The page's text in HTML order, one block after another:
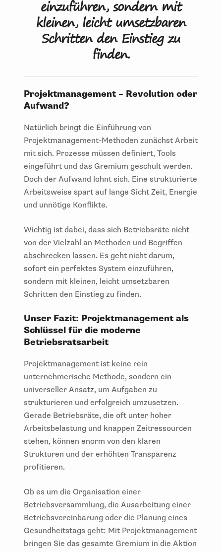
einzuführen, sondern mit
kleinen, leicht umsetzbaren
Schritten den Einstieg zu
finden.
Projektmanagement – Revolution oder
Aufwand?
Natürlich bringt die Einführung von
Projektmanagement-Methoden zunächst Arbeit
mit sich. Prozesse müssen definiert, Tools
eingeführt und das Gremium geschult werden.
Doch der Aufwand lohnt sich. Eine strukturierte
Arbeitsweise spart auf lange Sicht Zeit, Energie
und unnötige Konflikte.
Wichtig ist dabei, dass sich Betriebsräte nicht
von der Vielzahl an Methoden und Begriffen
abschrecken lassen. Es geht nicht darum,
sofort ein perfektes System einzuführen,
sondern mit kleinen, leicht umsetzbaren
Schritten den Einstieg zu finden.
Unser Fazit: Projektmanagement als
Schlüssel für die moderne
Betriebsratsarbeit
Projektmanagement ist keine rein
unternehmerische Methode, sondern ein
universeller Ansatz, um Aufgaben zu
strukturieren und erfolgreich umzusetzen.
Gerade Betriebsräte, die oft unter hoher
Arbeitsbelastung und knappen Zeitressourcen
stehen, können enorm von den klaren
Strukturen und der erhöhten Transparenz
profitieren.
Ob es um die Organisation einer
Betriebsversammlung, die Ausarbeitung einer
Betriebsvereinbarung oder die Planung eines
Gesundheitstags geht: Mit Projektmanagement
bringen Sie das gesamte Gremium in die Aktion